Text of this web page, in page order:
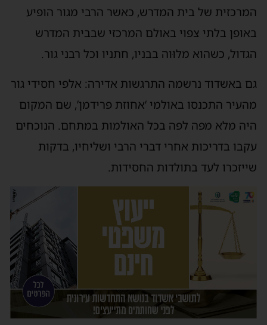
המרכזית של בית המדרש, כאשר הרבי מגור הופיע
באופן בלתי צפוי באולם המרכזי שבבית המדרש
הגדול, כשהוא מלוּוה בבניו, חתניו וכל רבני גור.
גם באשדוד נרשמה התרגשות אדירה: אלפי חסידי גור
מהעיר התכנסו באולמי ‘אחוזת פרידמן’, שם המקום
היה מלא מפה לפה בכל האולמות במתחם. הנוכחים
עקבו בדריכות אחרי דברי הרבי ושליחיו, בדקות
שייזכרו לעד בתולדות החסידות.